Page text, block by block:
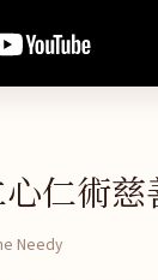
仁術慈
Needy